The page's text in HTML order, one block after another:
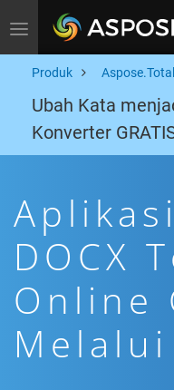
Toggle navigation
Produk Aspose.Total
Ubah Kata
Konverter
DOCX
Online
Melalui